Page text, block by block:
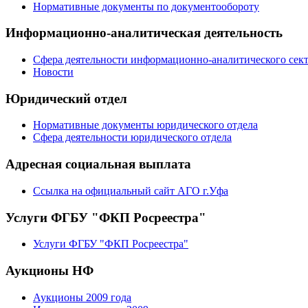
Нормативные документы по документообороту
Информационно-аналитическая деятельность
Сфера деятельности информационно-аналитического
Новости
Юридический отдел
Нормативные документы юридического отдела
Сфера деятельности юридического отдела
Адресная социальная выплата
Ссылка на официальный сайт АГО г.Уфа
Услуги ФГБУ "ФКП Росреестра"
Услуги ФГБУ "ФКП Росреестра"
Аукционы НФ
Аукционы 2009 года